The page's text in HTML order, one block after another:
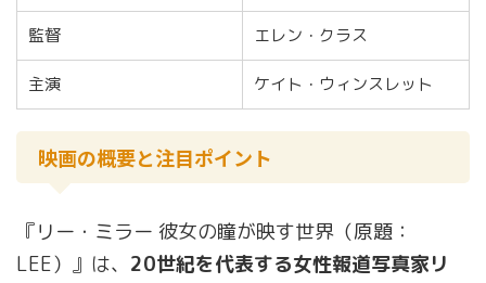
監督 エレン・クラス
主演 ケイト・ウィンスレット
映画の概要と注目ポイント
『リー・ミラー 彼女の瞳が映す世界（原題：
LEE）』は、 20世紀を代表する女性報道写真家リ